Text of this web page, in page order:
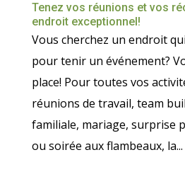
Tenez vos réunions et vos
endroit exceptionnel!
Vous cherchez un endroit
pour tenir un événement?
place! Pour toutes vos
réunions de travail, team
familiale, mariage, surprise
ou soirée aux flambeaux, la...